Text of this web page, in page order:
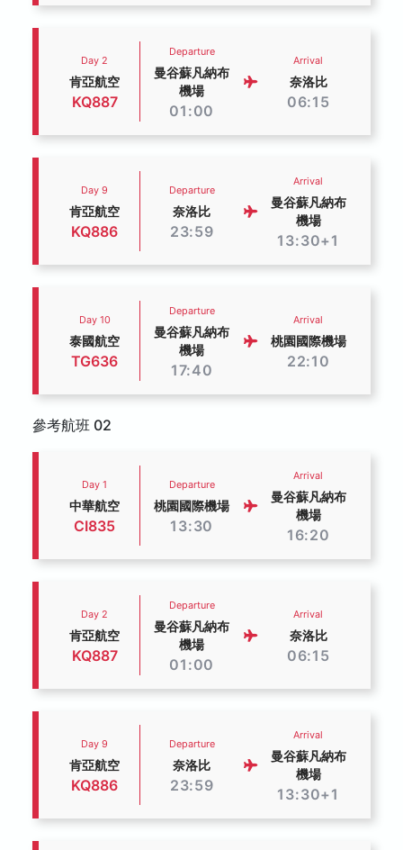
Day 2
肯亞航空
KQ887
Departure
曼谷蘇凡納布
機場
01:00
Arrival
奈洛比
06:15
Day 9
肯亞航空
KQ886
Departure
奈洛比
23:59
Arrival
曼谷蘇凡納布
機場
13:30+1
Day 10
泰國航空
TG636
Departure
曼谷蘇凡納布
機場
17:40
Arrival
桃園國際機場
22:10
參考航班 02
Day 1
中華航空
CI835
Departure
桃園國際機場
13:30
Arrival
曼谷蘇凡納布
機場
16:20
Day 2
肯亞航空
KQ887
Departure
曼谷蘇凡納布
機場
01:00
Arrival
奈洛比
06:15
Day 9
肯亞航空
KQ886
Departure
奈洛比
23:59
Arrival
曼谷蘇凡納布
機場
13:30+1